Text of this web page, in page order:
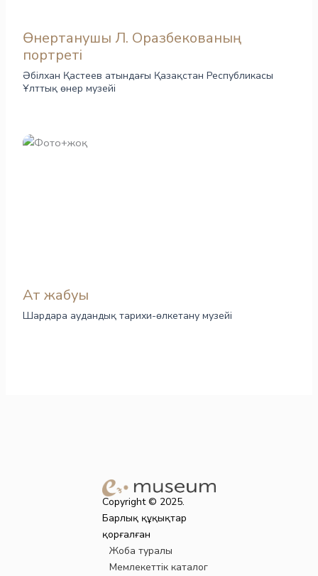
Өнертанушы Л. Оразбекованың
портреті
Әбілхан Қастеев атындағы Қазақстан Республикасы
Ұлттық өнер музейі
Ат жабуы
Шардара аудандық тарихи-өлкетану музейі
Copyright © 2025.
Барлық құқықтар
қорғалған
Жоба туралы
Мемлекеттік каталог